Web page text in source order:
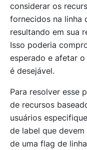
considerar os
fornecidos na linha
resultando em sua
Isso poderia
esperado e afetar
é desejável.
Para resolver esse
de recursos
usuários
de label que
de uma flag de